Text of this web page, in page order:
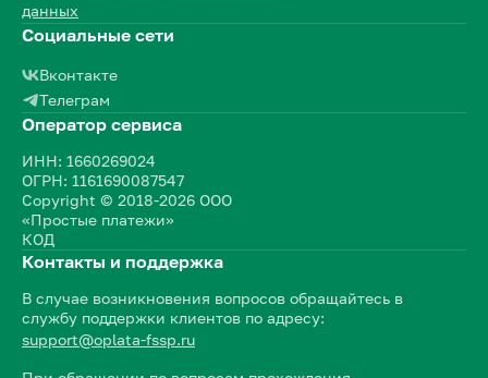
данных
Социальные сети
Вконтакте
Телеграм
Оператор сервиса
ИНН: 1660269024
ОГРН: 1161690087547
Copyright © 2018-2026 ООО
«Простые платежи»
КОД
Контакты и поддержка
В случае возникновения вопросов обращайтесь в
службу поддержки клиентов по адресу:
support@oplata-fssp.ru